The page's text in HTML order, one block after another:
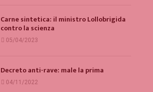
Carne sintetica: il ministro Lollobrigida
contro la scienza
05/04/2023
Decreto anti-rave: male la prima
04/11/2022